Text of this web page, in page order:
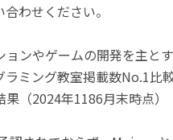
わせください。
ンやゲームの開発を主と
ミング教室掲載数No.1比
（2024年1186月末時点）